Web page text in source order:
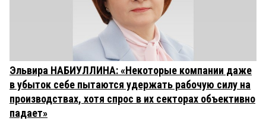
Эльвира НАБИУЛЛИНА: «Некоторые компании даже
в убыток себе пытаются удержать рабочую силу на
производствах, хотя спрос в их секторах объективно
падает»